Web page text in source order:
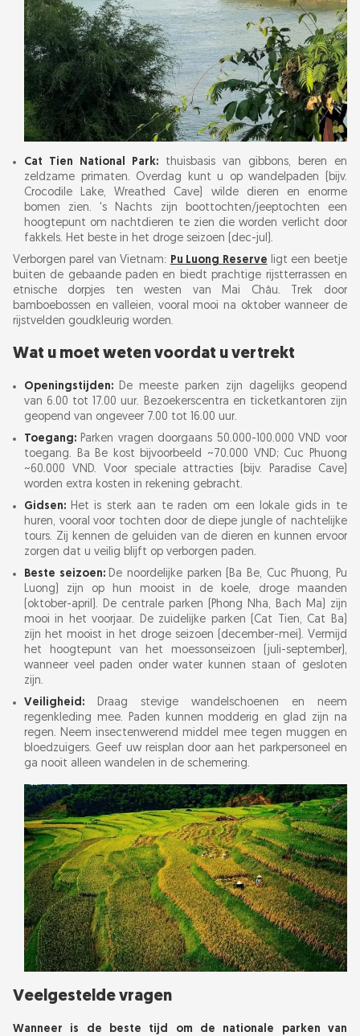
Cat Tien National Park:thuisbasis van gibbons, beren en
zeldzame primaten. Overdag kunt u op wandelpaden (bijv.
Crocodile Lake, Wreathed Cave) wilde dieren en enorme
bomen zien. 's Nachts zijn boottochten/jeeptochten een
hoogtepunt om nachtdieren te zien die worden verlicht door
fakkels. Het beste in het droge seizoen (dec-jul).
Verborgen parel van Vietnam: Pu Luong Reserve ligt een beetje
buiten de gebaande paden en biedt prachtige rijstterrassen en
etnische dorpjes ten westen van Mai Châu. Trek door
bamboebossen en valleien, vooral mooi na oktober wanneer de
rijstvelden goudkleurig worden.
Wat u moet weten voordat u vertrekt
Openingstijden: De meeste parken zijn dagelijks geopend
van 6.00 tot 17.00 uur. Bezoekerscentra en ticketkantoren zijn
geopend van ongeveer 7.00 tot 16.00 uur.
Toegang: Parken vragen doorgaans 50.000-100.000 VND voor
toegang. Ba Be kost bijvoorbeeld ~70.000 VND; Cuc Phuong
~60.000 VND. Voor speciale attracties (bijv. Paradise Cave)
worden extra kosten in rekening gebracht.
Gidsen: Het is sterk aan te raden om een lokale gids in te
huren, vooral voor tochten door de diepe jungle of nachtelijke
tours. Zij kennen de geluiden van de dieren en kunnen ervoor
zorgen dat u veilig blijft op verborgen paden.
Beste seizoen: De noordelijke parken (Ba Be, Cuc Phuong, Pu
Luong) zijn op hun mooist in de koele, droge maanden
(oktober-april). De centrale parken (Phong Nha, Bạch Ma) zijn
mooi in het voorjaar. De zuidelijke parken (Cat Tien, Cat Ba)
zijn het mooist in het droge seizoen (december-mei). Vermijd
het hoogtepunt van het moessonseizoen (juli-september),
wanneer veel paden onder water kunnen staan of gesloten
zijn.
Veiligheid: Draag stevige wandelschoenen en neem
regenkleding mee. Paden kunnen modderig en glad zijn na
regen. Neem insectenwerend middel mee tegen muggen en
bloedzuigers. Geef uw reisplan door aan het parkpersoneel en
ga nooit alleen wandelen in de schemering.
Veelgestelde vragen
Wanneer is de beste tijd om de nationale parken van